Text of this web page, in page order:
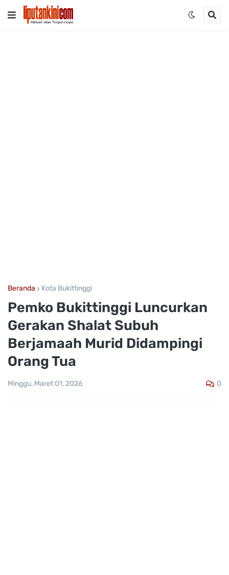
Beranda Kota Bukittinggi
Pemko Bukittinggi Luncurkan
Gerakan Shalat Subuh
Berjamaah Murid Didampingi
Orang Tua
Minggu, Maret 01, 2026 0